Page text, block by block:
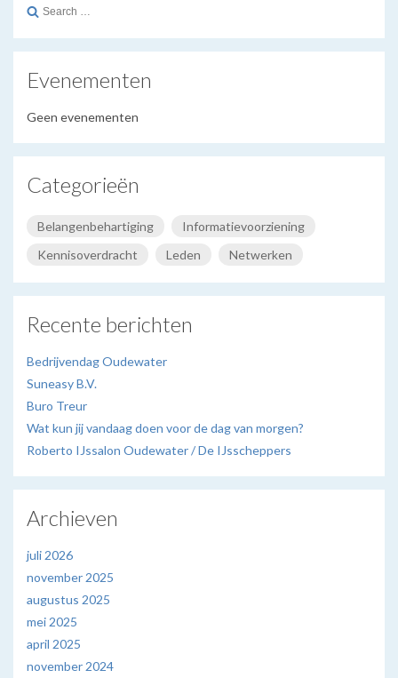
Search
Evenementen
Geen evenementen
Categorieën
Belangenbehartiging
Informatievoorziening
Kennisoverdracht
Leden Netwerken
Recente berichten
Bedrijvendag Oudewater
Suneasy B.V.
Buro Treur
Wat kun jij vandaag doen voor de dag van morgen?
Roberto IJssalon Oudewater / De IJsscheppers
Archieven
juli 2026
november 2025
augustus 2025
mei 2025
april 2025
november 2024